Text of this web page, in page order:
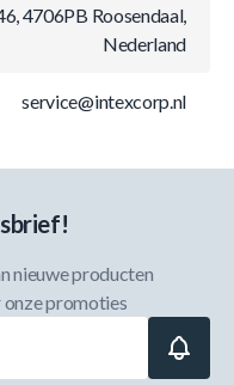
4706PB Roosendaal,
Nederland
service@intexcorp.nl
nieuwe producten
onze promoties